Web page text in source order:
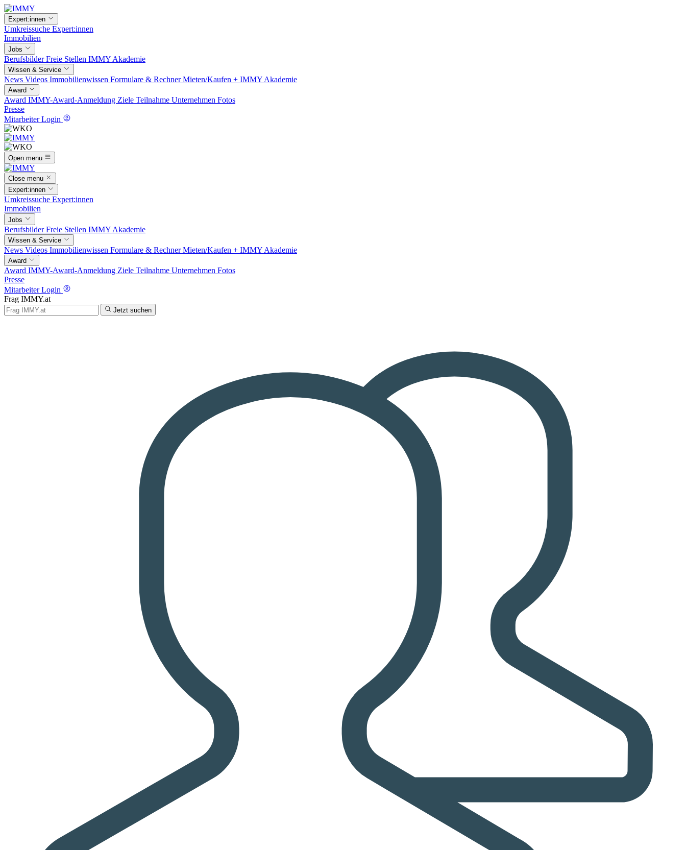
Expert:innen
Umkreissuche Expert:innen
Immobilien
Jobs
BerufsbilderFreie Stellen IMMY Akademie
Wissen & Service
News Videos Immobilienwissen Formulare & RechnerMieten/Kaufen + IMMY Akademie
Award
Award IMMY-Award-Anmeldung Ziele Teilnahme Unternehmen Fotos
Presse
Mitarbeiter Login
Open menu
Close menu
Expert:innen
Umkreissuche Expert:innen
Immobilien
Jobs
BerufsbilderFreie Stellen IMMY Akademie
Wissen & Service
News Videos Immobilienwissen Formulare & RechnerMieten/Kaufen + IMMY Akademie
Award
Award IMMY-Award-Anmeldung Ziele Teilnahme Unternehmen Fotos
Presse
Mitarbeiter Login
Frag IMMY.at
Jetzt suchen